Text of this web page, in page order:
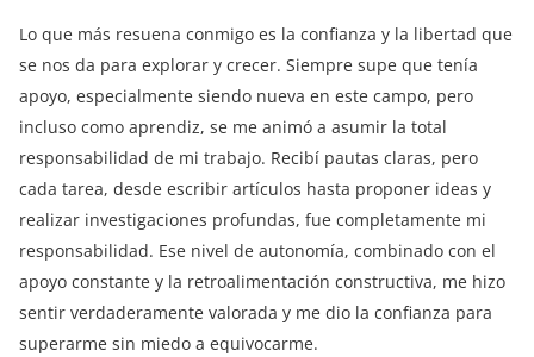
Lo que más resuena conmigo es la confianza y la libertad que
se nos da para explorar y crecer. Siempre supe que tenía
apoyo, especialmente siendo nueva en este campo, pero
incluso como aprendiz, se me animó a asumir la total
responsabilidad de mi trabajo. Recibí pautas claras, pero
cada tarea, desde escribir artículos hasta proponer ideas y
realizar investigaciones profundas, fue completamente mi
responsabilidad. Ese nivel de autonomía, combinado con el
apoyo constante y la retroalimentación constructiva, me hizo
sentir verdaderamente valorada y me dio la confianza para
superarme sin miedo a equivocarme.